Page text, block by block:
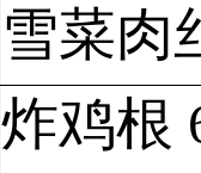
雪菜肉
炸鸡根